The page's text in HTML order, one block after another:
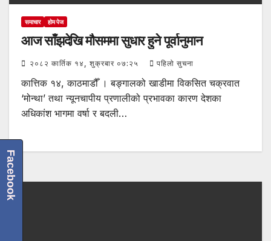
समाचार होम पेज
आज साँझदेखि मौसममा सुधार हुने पूर्वानुमान
२०८२ कार्तिक १४, शुक्रबार ०७:२५ पहिलो सुचना
कात्तिक १४, काठमाडौँ । बङ्गालको खाडीमा विकसित चक्रवात
‘मोन्था’ तथा न्यूनचापीय प्रणालीको प्रभावका कारण देशका
अधिकांश भागमा वर्षा र बदली…
Facebook